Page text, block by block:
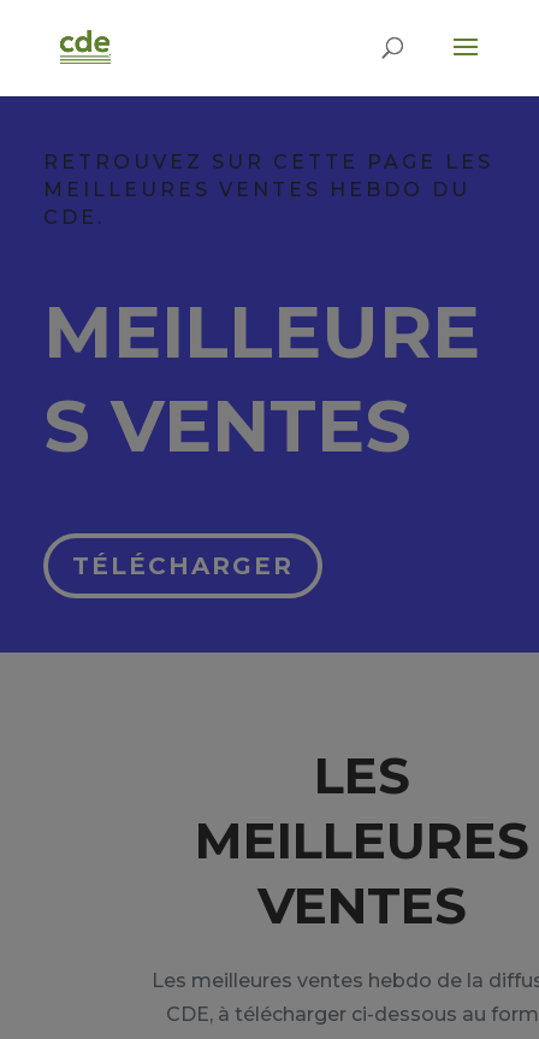
RETROUVEZ SUR CETTE PAGE LES
MEILLEURES VENTES HEBDO DU
CDE.
MEILLEURE
S VENTES
TÉLÉCHARGER
LES
MEILLEURES
VENTES
Les meilleures ventes hebdo de la
CDE, à télécharger ci-dessous au